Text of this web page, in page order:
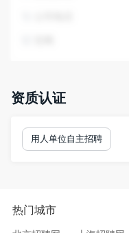
资质认证
用人单位自主招聘
热门城市